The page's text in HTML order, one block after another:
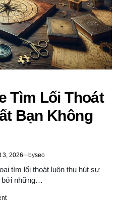
Tìm Lối Thoát
Bạn Không
3, 2026 byseo
tìm lối thoát luôn thu hút sự
bởi những…
on